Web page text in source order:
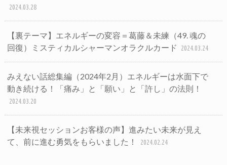
2024.03.28
【裏テーマ】エネルギーの変容＝葛藤＆未練（49. 魂の
回復）ミスティカルシャーマンオラクルカード
2024.03.24
みえない話総集編（2024年2月）エネルギーは水面下で
動き続ける！「痛み」と「願い」と「許し」の法則！
2024.03.20
【未来視セッションお客様の声】進みたい未来が見え
て、前に進む勇気をもらいました！
2024.02.24